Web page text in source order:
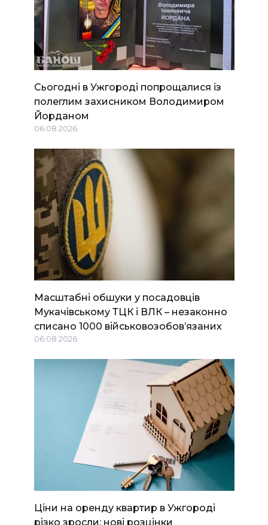
Сьогодні в Ужгороді попрощалися із
полеглим захисником Володимиром
Йорданом
06.08.2026
Масштабні обшуки у посадовців
Мукачівському ТЦК і ВЛК – незаконно
списано 1000 військовозобов’язаних
06.08.2026
Ціни на оренду квартир в Ужгороді
різко зросли: нові розцінки